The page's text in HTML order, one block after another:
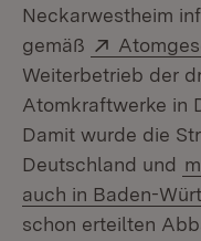
Neckarwestheim
gemäß
Extern:
Weiterbetrieb der
Atomkraftwerke in
Damit wurde die
Deutschland und
auch in Baden-
schon erteilten